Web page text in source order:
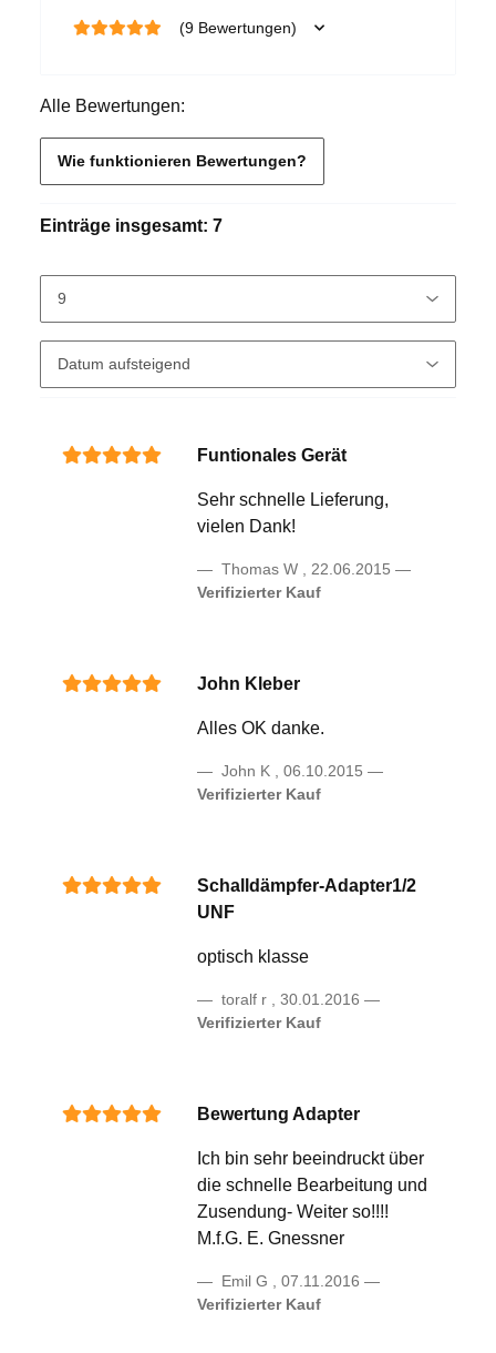
(9 Bewertungen)
Alle Bewertungen:
Wie funktionieren Bewertungen?
Einträge insgesamt: 7
Funtionales Gerät
Sehr schnelle Lieferung,
vielen Dank!
Thomas W
22.06.2015
Verifizierter Kauf
John Kleber
Alles OK danke.
John K
06.10.2015
Verifizierter Kauf
Schalldämpfer-Adapter1/2
UNF
optisch klasse
toralf r
30.01.2016
Verifizierter Kauf
Bewertung Adapter
Ich bin sehr beeindruckt über
die schnelle Bearbeitung und
Zusendung- Weiter so!!!!
M.f.G. E. Gnessner
Emil G
07.11.2016
Verifizierter Kauf